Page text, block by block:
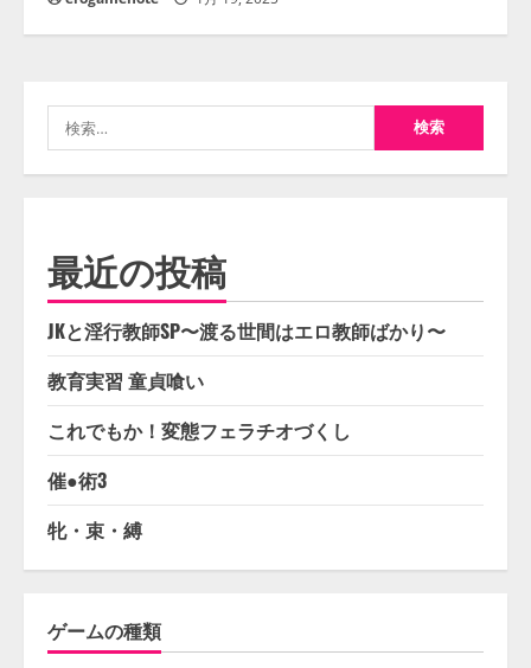
索:
最近の投稿
JKと淫行教師SP〜渡る世間はエロ教師ばかり〜
教育実習 童貞喰い
これでもか！変態フェラチオづくし
催●術3
牝・束・縛
ゲームの種類